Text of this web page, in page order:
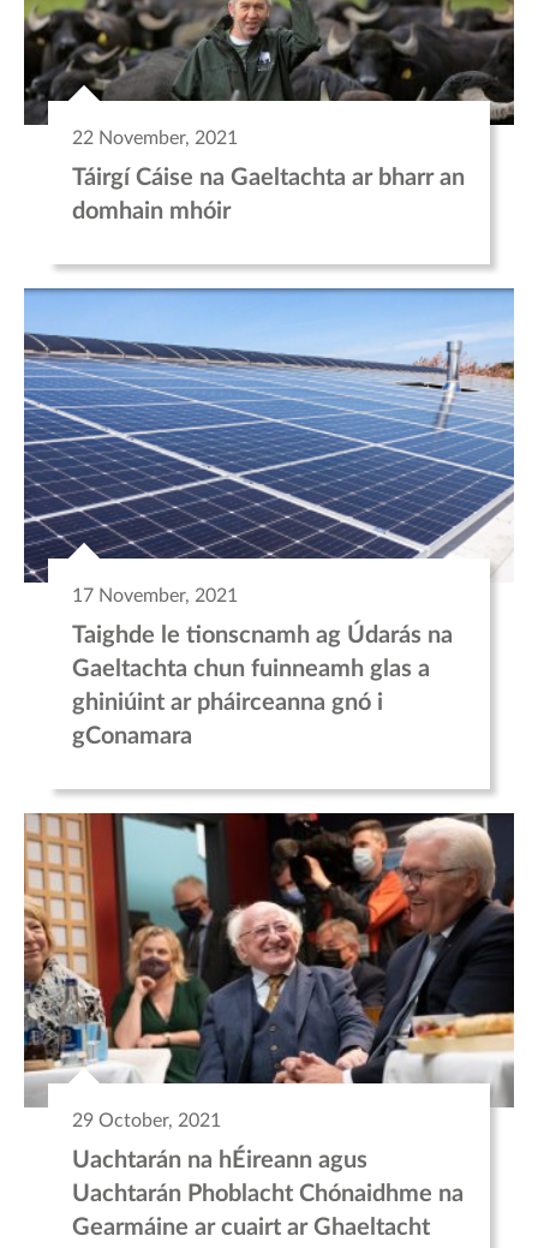
22 November, 2021
Táirgí Cáise na Gaeltachta ar bharr an
domhain mhóir
17 November, 2021
Taighde le tionscnamh ag Údarás na
Gaeltachta chun fuinneamh glas a
ghiniúint ar pháirceanna gnó i
gConamara
29 October, 2021
Uachtarán na hÉireann agus
Uachtarán Phoblacht Chónaidhme na
Gearmáine ar cuairt ar Ghaeltacht